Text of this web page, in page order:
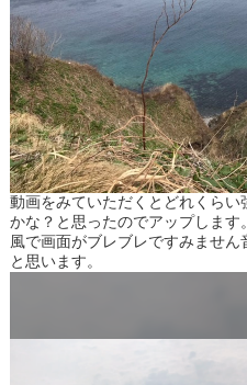
動画をみていただくとどれくら
かな？と思ったのでアップします。
風で画面がブレブレですみませ
と思います。